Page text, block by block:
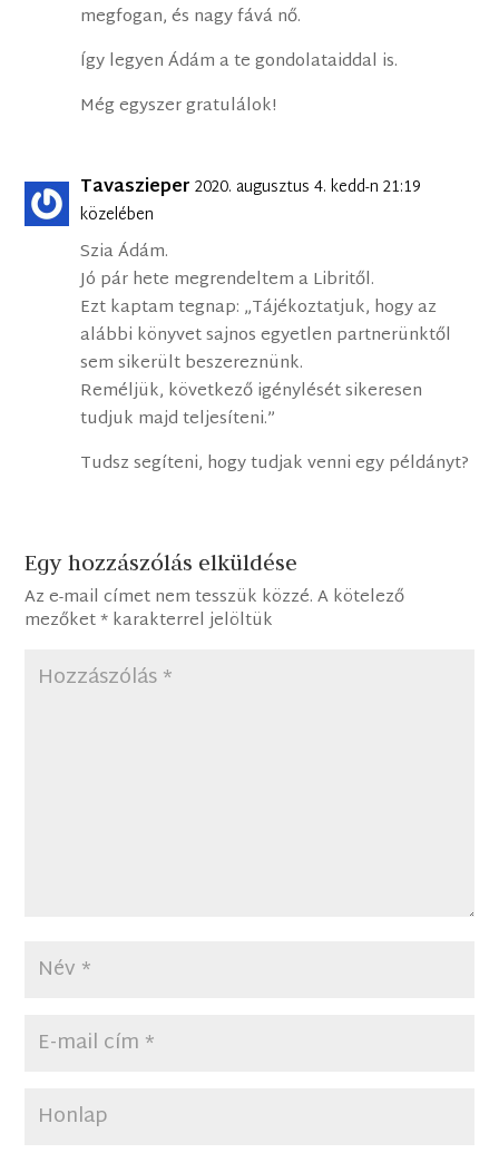
megfogan, és nagy fává nő.
Így legyen Ádám a te gondolataiddal is.
Még egyszer gratulálok!
Tavaszieper 2020. augusztus 4. kedd-n 21:19
közelében
Szia Ádám.
Jó pár hete megrendeltem a Libritől.
Ezt kaptam tegnap: „Tájékoztatjuk, hogy az
alábbi könyvet sajnos egyetlen partnerünktől
sem sikerült beszereznünk.
Reméljük, következő igénylését sikeresen
tudjuk majd teljesíteni.”
Tudsz segíteni, hogy tudjak venni egy példányt?
Egy hozzászólás elküldése
Az e-mail címet nem tesszük közzé. A kötelező
mezőket*karakterrel jelöltük